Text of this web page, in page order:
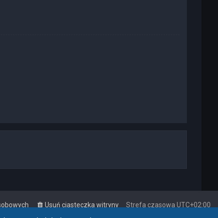
Strefa czasowa UTC+02:00
Usuń ciasteczka witryny